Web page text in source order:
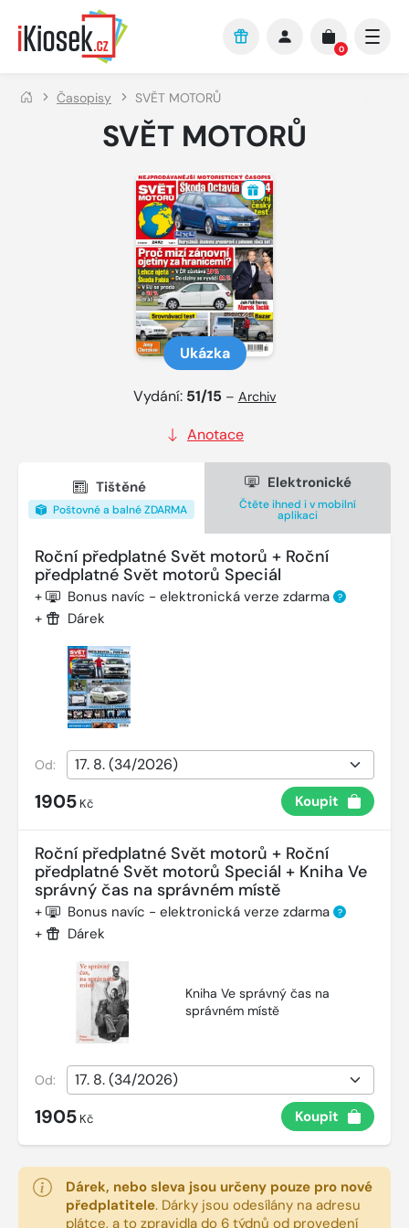
Přejít na hlavní obsah
0
Časopisy SVĚT MOTORŮ
SVĚT MOTORŮ
Ukázka
Vydání: 51/15 – Archiv
Anotace
Tištěné
Poštovné a balné ZDARMA
Elektronické
Čtěte ihned i v mobilní
aplikaci
Roční předplatné Svět motorů + Roční
předplatné Svět motorů Speciál
+ Bonus navíc - elektronická verze zdarma ?
+ Dárek
Od:
1905 Kč Koupit
Roční předplatné Svět motorů + Roční
předplatné Svět motorů Speciál + Kniha Ve
správný čas na správném místě
+ Bonus navíc - elektronická verze zdarma ?
+ Dárek
Kniha Ve správný čas na
správném místě
Od:
1905 Kč Koupit
Dárek, nebo sleva jsou určeny pouze pro nové
předplatitele. Dárky jsou odesílány na adresu
plátce, a to zpravidla do 6 týdnů od provedení